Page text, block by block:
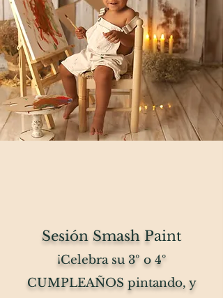
Sesión Smash Paint
¡Celebra su 3º o 4º
CUMPLEAÑOS pintando, y